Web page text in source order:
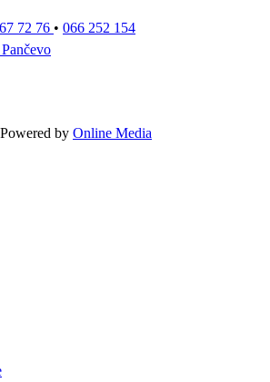
72 76 • 066 252 154
by Online Media